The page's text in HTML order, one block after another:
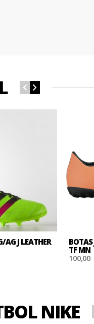
AG J LEATHER
BOTAS
TF MN
100,00
NIKE